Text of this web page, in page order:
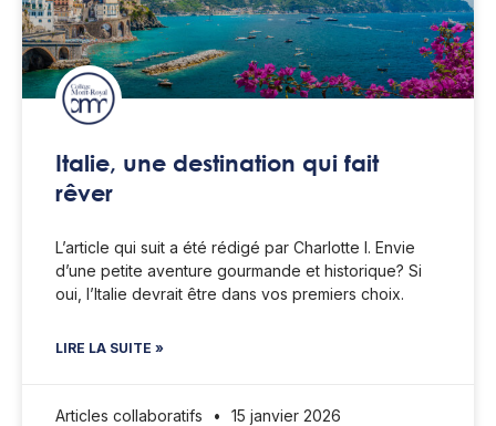
Italie, une destination qui fait
rêver
L’article qui suit a été rédigé par Charlotte I. Envie
d’une petite aventure gourmande et historique? Si
oui, l’Italie devrait être dans vos premiers choix.
LIRE LA SUITE »
Articles collaboratifs 15 janvier 2026